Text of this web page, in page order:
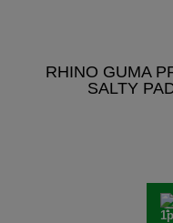
RHINO GUMA
SALTY